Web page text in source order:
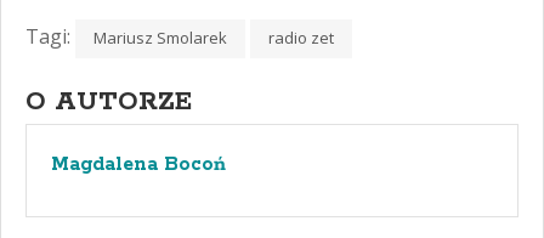
Tagi: Mariusz Smolarek radio zet
O AUTORZE
Magdalena Bocoń